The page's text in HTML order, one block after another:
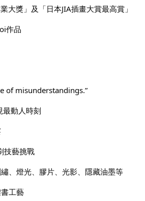
大獎」及「日本JIA插畫大賞最高賞」
作品
of misunderstandings.”
最動人時刻
技藝挑戰
、燈光、膠片、光影、隱藏油墨等
工藝